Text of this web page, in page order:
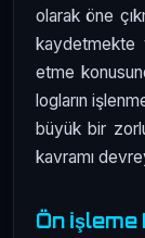
olarak öne
etme
logların
büyük bir
kavramı
Ön İşleme